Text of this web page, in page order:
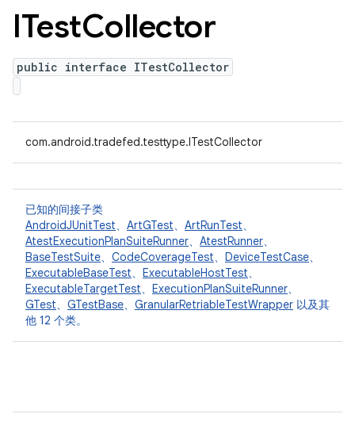
ITestCollector
public interface ITestCollector
com.android.tradefed.testtype.ITestCollector
已知的间接子类
AndroidJUnitTest、 ArtGTest、 ArtRunTest、
AtestExecutionPlanSuiteRunner、 AtestRunner、
BaseTestSuite、 CodeCoverageTest、 DeviceTestCase、
ExecutableBaseTest、 ExecutableHostTest、
ExecutableTargetTest、 ExecutionPlanSuiteRunner、
GTest、 GTestBase、 GranularRetriableTestWrapper 以及其
他 12 个类。